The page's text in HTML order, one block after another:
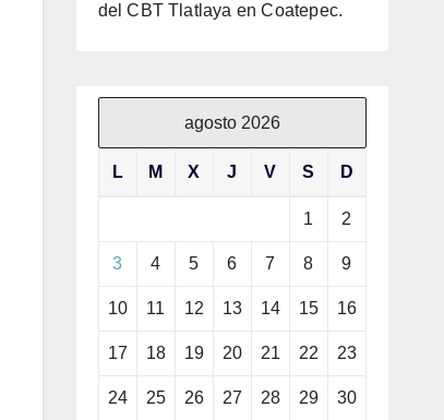
del CBT Tlatlaya en Coatepec.
agosto 2026
L M X J V S D
1 2
3 4 5 6 7 8 9
10 11 12 13 14 15 16
17 18 19 20 21 22 23
24 25 26 27 28 29 30